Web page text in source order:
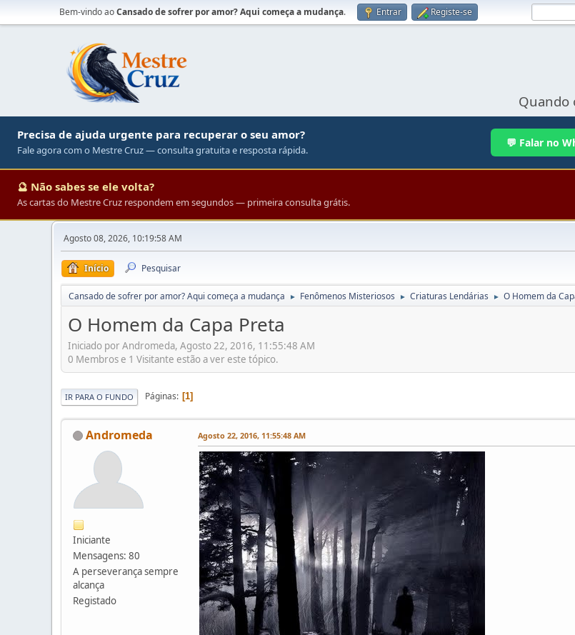
Bem-vindo aoCansado de sofrer por amor? Aqui começa a mudança. Entrar Registe-se
Quando
Precisa de ajuda urgente para recuperar o seu amor?
Fale agora com o Mestre Cruz — consulta gratuita e resposta rápida.
💬 Falar no
🔮 Não sabes se ele volta?
As cartas do Mestre Cruz respondem em segundos — primeira consulta grátis.
Agosto 08, 2026, 10:19:58 AM
Início Pesquisar
Cansado de sofrer por amor? Aqui começa a mudança ► Fenômenos Misteriosos ► Criaturas Lendárias ► O Homem da
O Homem da Capa Preta
Iniciado por Andromeda, Agosto 22, 2016, 11:55:48 AM
0 Membros e 1 Visitante estão a ver este tópico.
IR PARA O FUNDO Páginas 1
Andromeda
Iniciante
Mensagens: 80
A perseverança sempre
alcança
Registado
Agosto 22, 2016, 11:55:48 AM